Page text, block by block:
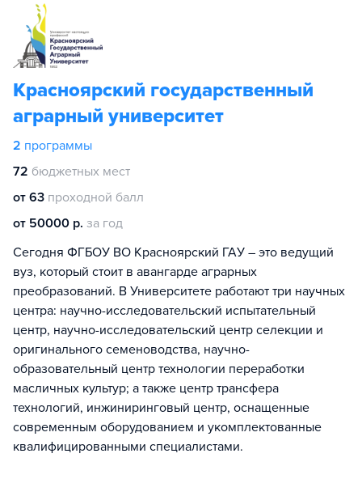
Красноярский государственный
аграрный университет
2 программы
72 бюджетных мест
от 63 проходной балл
от 50000 р. за год
Сегодня ФГБОУ ВО Красноярский ГАУ – это ведущий
вуз, который стоит в авангарде аграрных
преобразований. В Университете работают три научных
центра: научно-исследовательский испытательный
центр, научно-исследовательский центр селекции и
оригинального семеноводства, научно-
образовательный центр технологии переработки
масличных культур; а также центр трансфера
технологий, инжиниринговый центр, оснащенные
современным оборудованием и укомплектованные
квалифицированными специалистами.